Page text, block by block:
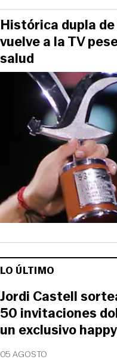
Histórica dupla
vuelve a la TV
salud
LO ÚLTIMO
05 AGOSTO
Jordi Castell
50 invitaciones
un exclusivo